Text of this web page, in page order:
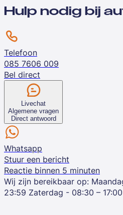
Hulp nodig bij
Telefoon
085 7606 009
Bel direct
Livechat
Algemene vragen
Direct antwoord
Whatsapp
Stuur een bericht
Reactie binnen 5 minuten
Wij zijn bereikbaar op:
23:59 Zaterdag - 08:30 – 17:00